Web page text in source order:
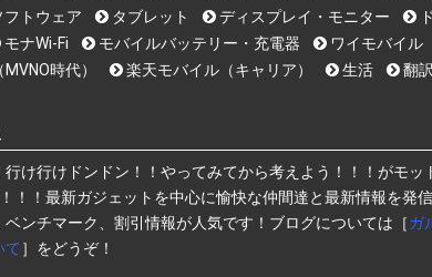
フトウェア タブレット ディスプレイ・モニター
モナWi-Fi モバイルバッテリー・充電器 ワイモバイル
時代）
楽天モバイル（キャリア） 生活 翻
け行けドンドン！！やってみてから考えよう！！！がモッ
！！最新ガジェットを中心に愉快な仲間達と最新情報を発信
ンチマーク、割引情報が人気です！ブログについては［ガ
て］をどうぞ！